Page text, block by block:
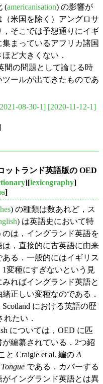
(americanisation) の影響が
米国を除く）アングロサ
そこでは予想通りにイギ
まっているアフリカ諸国
ど大きくない．
間の問題として論じる時
ールが出てきたものであ
08-30-1] [2020-11-12-1]
ットランド英語版の OED
][lexicography]
]
) の種類は数あれど，ス
) は英語史において特
は，イングランド英語を
，直接的に古英語に由来
る．一般的にはイギリス
変種にすぎないという見
ればイングランド英語と
正しい変種なのである．
における英語の歴
れたい．
については，OED に匹
編纂されている．2つ紹
と Craigie et al. 編のA
である．カバーする
イングランド英語とは異